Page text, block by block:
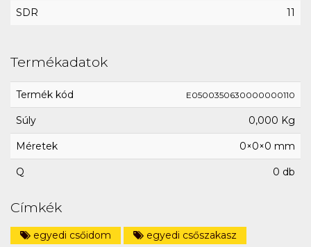
SDR 11
Termékadatok
Termék kód E0500350630000000110
Súly 0,000 Kg
Méretek 0×0×0 mm
Q 0 db
Címkék
egyedi csőidom
egyedi csőszakasz